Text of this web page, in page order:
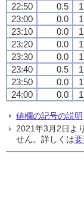
22:50
0.5
23:00
0.0
23:10
0.0
23:20
0.0
23:30
0.0
23:40
0.5
23:50
0.0
24:00
0.0
値欄の記号の説明
2021年3月2日よ
せん。詳しくは